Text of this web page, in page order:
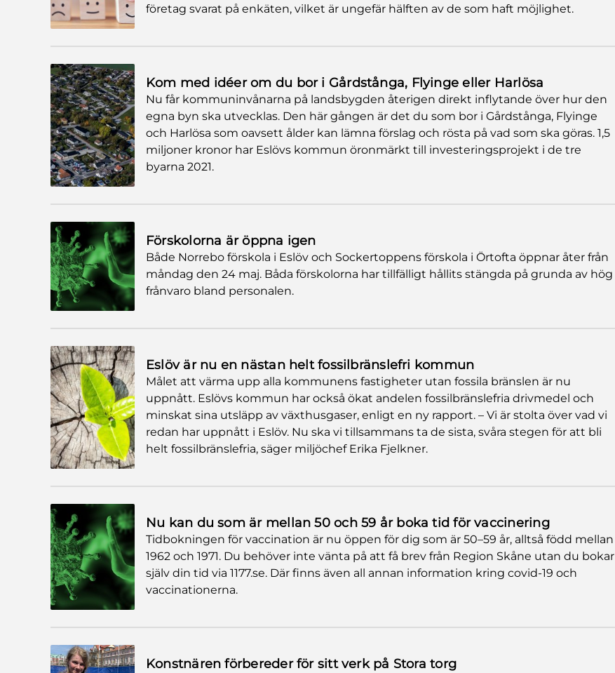
företag svarat på enkäten, vilket är ungefär hälften av de som haft möjlighet.
Kom med idéer om du bor i Gårdstånga, Flyinge eller Harlösa
Nu får kommuninvånarna på landsbygden återigen direkt inflytande över hur den
egna byn ska utvecklas. Den här gången är det du som bor i Gårdstånga, Flyinge
och Harlösa som oavsett ålder kan lämna förslag och rösta på vad som ska göras. 1,5
miljoner kronor har Eslövs kommun öronmärkt till investeringsprojekt i de tre
byarna 2021.
Förskolorna är öppna igen
Både Norrebo förskola i Eslöv och Sockertoppens förskola i Örtofta öppnar åter från
måndag den 24 maj. Båda förskolorna har tillfälligt hållits stängda på grunda av hög
frånvaro bland personalen.
Eslöv är nu en nästan helt fossilbränslefri kommun
Målet att värma upp alla kommunens fastigheter utan fossila bränslen är nu
uppnått. Eslövs kommun har också ökat andelen fossilbränslefria drivmedel och
minskat sina utsläpp av växthusgaser, enligt en ny rapport. – Vi är stolta över vad vi
redan har uppnått i Eslöv. Nu ska vi tillsammans ta de sista, svåra stegen för att bli
helt fossilbränslefria, säger miljöchef Erika Fjelkner.
Nu kan du som är mellan 50 och 59 år boka tid för vaccinering
Tidbokningen för vaccination är nu öppen för dig som är 50–59 år, alltså född mellan
1962 och 1971. Du behöver inte vänta på att få brev från Region Skåne utan du bokar
själv din tid via 1177.se. Där finns även all annan information kring covid-19 och
vaccinationerna.
Konstnären förbereder för sitt verk på Stora torg